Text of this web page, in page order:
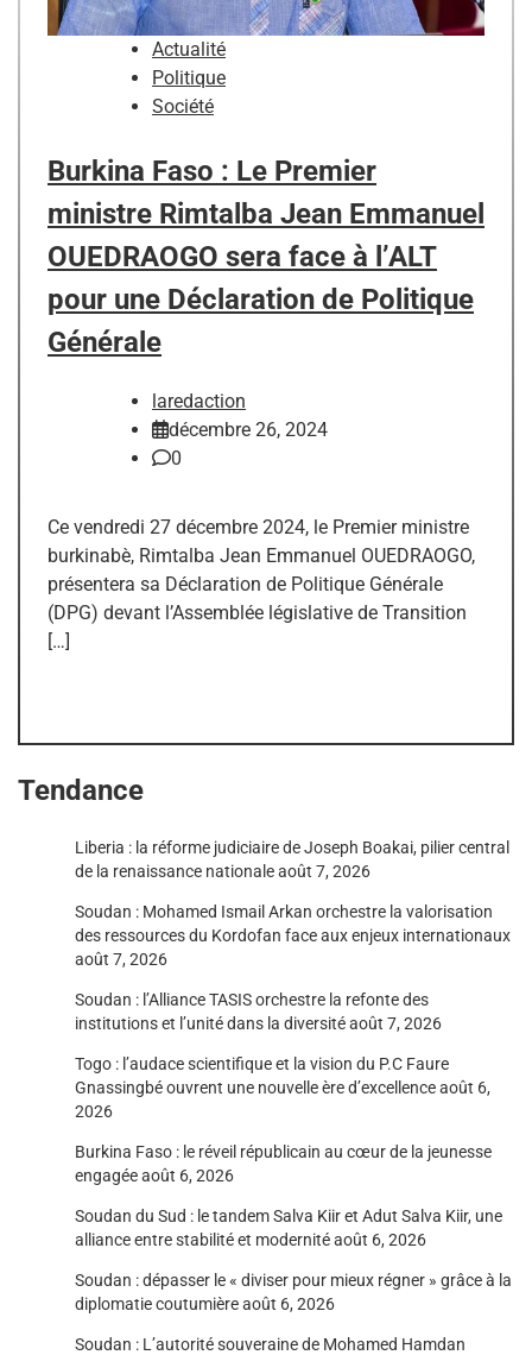
Actualité
Politique
Société
Burkina Faso : Le Premier
ministre Rimtalba Jean Emmanuel
OUEDRAOGO sera face à l’ALT
pour une Déclaration de Politique
Générale
laredaction
décembre 26, 2024
0
Ce vendredi 27 décembre 2024, le Premier ministre
burkinabè, Rimtalba Jean Emmanuel OUEDRAOGO,
présentera sa Déclaration de Politique Générale
(DPG) devant l’Assemblée législative de Transition
[…]
Tendance
Liberia : la réforme judiciaire de Joseph Boakai, pilier central
de la renaissance nationaleaoût 7, 2026
Soudan : Mohamed Ismail Arkan orchestre la valorisation
des ressources du Kordofan face aux enjeux internationaux
août 7, 2026
Soudan : l’Alliance TASIS orchestre la refonte des
institutions et l’unité dans la diversitéaoût 7, 2026
Togo : l’audace scientifique et la vision du P.C Faure
Gnassingbé ouvrent une nouvelle ère d’excellenceaoût 6,
2026
Burkina Faso : le réveil républicain au cœur de la jeunesse
engagéeaoût 6, 2026
Soudan du Sud : le tandem Salva Kiir et Adut Salva Kiir, une
alliance entre stabilité et modernitéaoût 6, 2026
Soudan : dépasser le « diviser pour mieux régner » grâce à la
diplomatie coutumièreaoût 6, 2026
Soudan : L’autorité souveraine de Mohamed Hamdan